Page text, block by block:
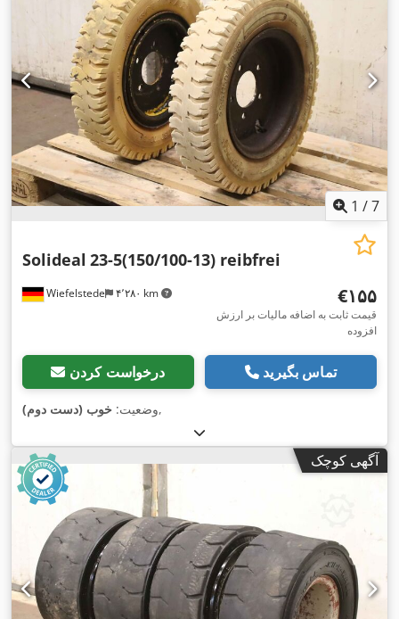
1 /7
Wiefelstede ۴٬۲۸۰ km
Solideal 23-5(150/100-13) reibfrei
‎€۱۵۵
قیمت ثابت به اضافه مالیات بر ارزش
افزوده
درخواست کردن تماس بگیرید
وضعیت: خوب (دست دوم) ,
آگهی کوچک